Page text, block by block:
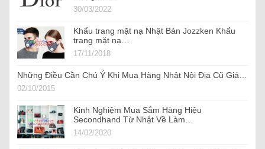
30/03/2022
Khẩu trang mặt nạ Nhật Bản Jozzken Khẩu
trang mặt nạ…
17/11/2018
Những Điều Cần Chú Ý Khi Mua Hàng Nhật Nội Địa Cũ Giá…
02/10/2015
Kinh Nghiệm Mua Sắm Hàng Hiệu
Secondhand Từ Nhật Về Làm…
14/02/2020